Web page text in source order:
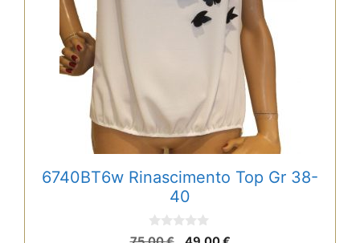
6740BT6w Rinascimento Top Gr 38-
40
0